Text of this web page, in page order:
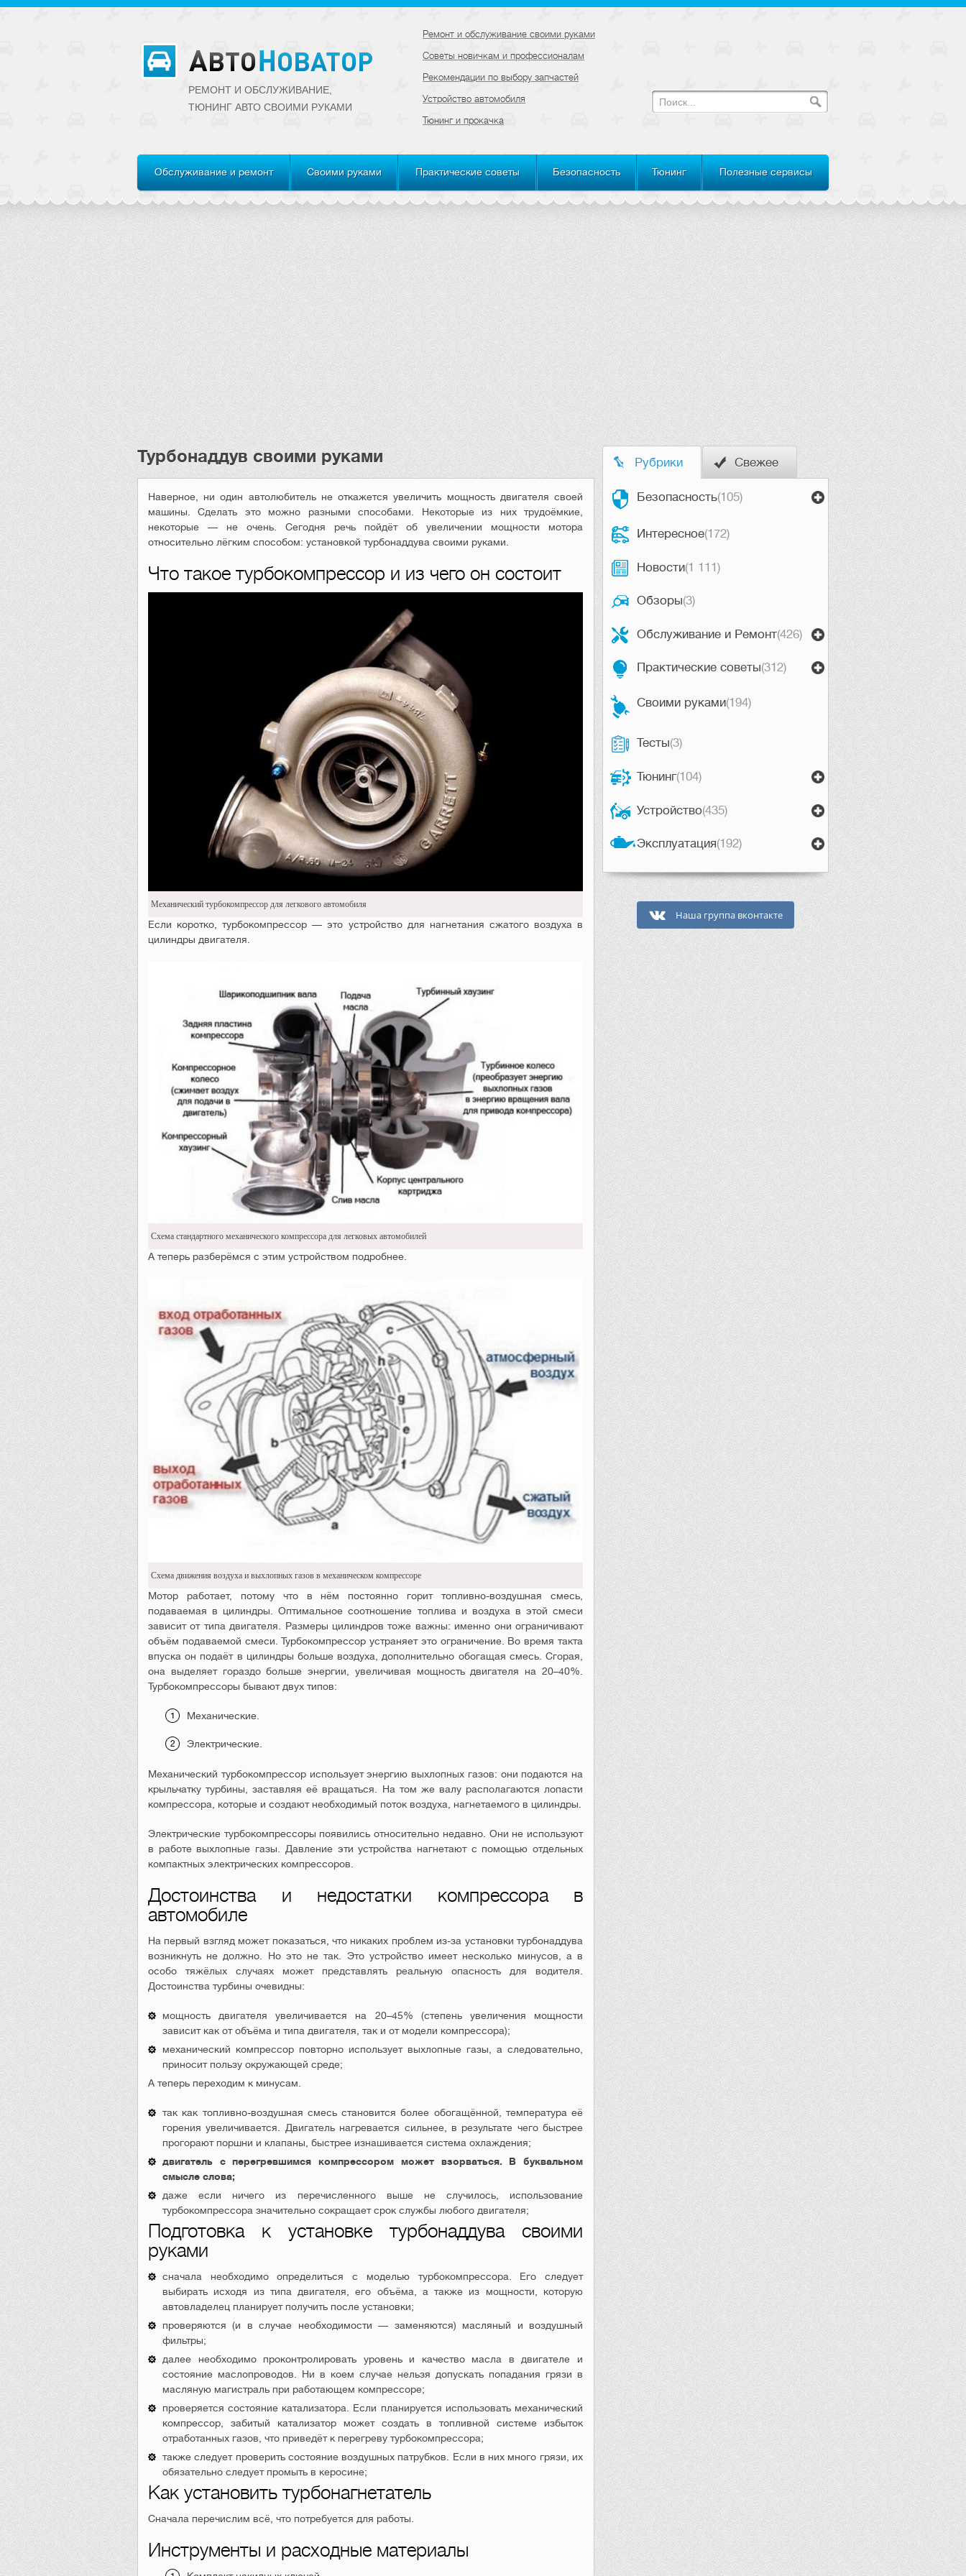
РЕМОНТ И ОБСЛУЖИВАНИЕ,
ТЮНИНГ АВТО CВОИМИ РУКАМИ
Ремонт и обслуживание своими руками
Советы новичкам и профессионалам
Рекомендации по выбору запчастей
Устройство автомобиля
Тюнинг и прокачка
Обслуживание и ремонт Своими руками Практические советы Безопасность Тюнинг Полезные сервисы
Турбонаддув своими руками
Наверное, ни один автолюбитель не откажется увеличить мощность двигателя своей
машины. Сделать это можно разными способами. Некоторые из них трудоёмкие,
некоторые — не очень. Сегодня речь пойдёт об увеличении мощности мотора
относительно лёгким способом: установкой турбонаддува своими руками.
Что такое турбокомпрессор и из чего он состоит
Механический турбокомпрессор для легкового автомобиля
Если коротко, турбокомпрессор — это устройство для нагнетания сжатого воздуха в
цилиндры двигателя.
Схема стандартного механического компрессора для легковых автомобилей
А теперь разберёмся с этим устройством подробнее.
Схема движения воздуха и выхлопных газов в механическом компрессоре
Мотор работает, потому что в нём постоянно горит топливно-воздушная смесь,
подаваемая в цилиндры. Оптимальное соотношение топлива и воздуха в этой смеси
зависит от типа двигателя. Размеры цилиндров тоже важны: именно они ограничивают
объём подаваемой смеси. Турбокомпрессор устраняет это ограничение. Во время такта
впуска он подаёт в цилиндры больше воздуха, дополнительно обогащая смесь. Сгорая,
она выделяет гораздо больше энергии, увеличивая мощность двигателя на 20–40%.
Турбокомпрессоры бывают двух типов:
Механические.
Электрические.
Механический турбокомпрессор использует энергию выхлопных газов: они подаются на
крыльчатку турбины, заставляя её вращаться. На том же валу располагаются лопасти
компрессора, которые и создают необходимый поток воздуха, нагнетаемого в цилиндры.
Электрические турбокомпрессоры появились относительно недавно. Они не используют
в работе выхлопные газы. Давление эти устройства нагнетают с помощью отдельных
компактных электрических компрессоров.
Достоинства и недостатки компрессора в
автомобиле
На первый взгляд может показаться, что никаких проблем из-за установки турбонаддува
возникнуть не должно. Но это не так. Это устройство имеет несколько минусов, а в
особо тяжёлых случаях может представлять реальную опасность для водителя.
Достоинства турбины очевидны:
мощность двигателя увеличивается на 20–45% (степень увеличения мощности
зависит как от объёма и типа двигателя, так и от модели компрессора);
механический компрессор повторно использует выхлопные газы, а следовательно,
приносит пользу окружающей среде;
А теперь переходим к минусам.
так как топливно-воздушная смесь становится более обогащённой, температура её
горения увеличивается. Двигатель нагревается сильнее, в результате чего быстрее
прогорают поршни и клапаны, быстрее изнашивается система охлаждения;
двигатель с перегревшимся компрессором может взорваться. В буквальном
смысле слова;
даже если ничего из перечисленного выше не случилось, использование
турбокомпрессора значительно сокращает срок службы любого двигателя;
Подготовка к установке турбонаддува своими
руками
сначала необходимо определиться с моделью турбокомпрессора. Его следует
выбирать исходя из типа двигателя, его объёма, а также из мощности, которую
автовладелец планирует получить после установки;
проверяются (и в случае необходимости — заменяются) масляный и воздушный
фильтры;
далее необходимо проконтролировать уровень и качество масла в двигателе и
состояние маслопроводов. Ни в коем случае нельзя допускать попадания грязи в
масляную магистраль при работающем компрессоре;
проверяется состояние катализатора. Если планируется использовать механический
компрессор, забитый катализатор может создать в топливной системе избыток
отработанных газов, что приведёт к перегреву турбокомпрессора;
также следует проверить состояние воздушных патрубков. Если в них много грязи, их
обязательно следует промыть в керосине;
Как установить турбонагнетатель
Сначала перечислим всё, что потребуется для работы.
Инструменты и расходные материалы
Рубрики Свежее
Безопасность(105)
Интересное(172)
Новости(1 111)
Обзоры(3)
Обслуживание и Ремонт(426)
Практические советы(312)
Своими руками(194)
Тесты(3)
Тюнинг(104)
Устройство(435)
Эксплуатация(192)
Наша группа вконтакте